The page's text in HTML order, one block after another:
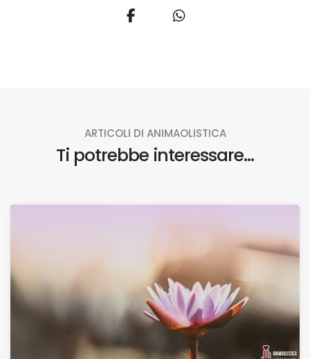
ARTICOLI DI ANIMAOLISTICA
Ti potrebbe interessare...